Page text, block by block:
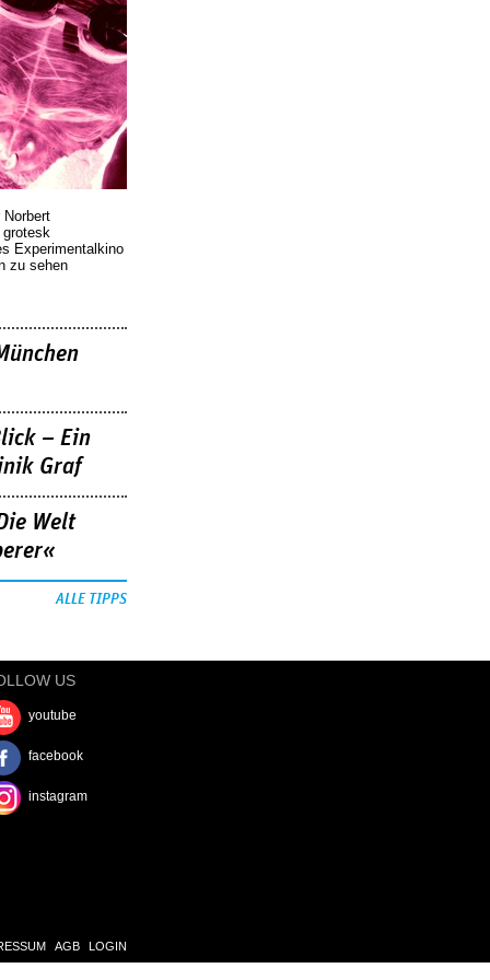
Experimentalkino
zu sehen
– Ein
Graf
Welt
ALLE TIPPS
US
youtube
facebook
instagram
AGB LOGIN